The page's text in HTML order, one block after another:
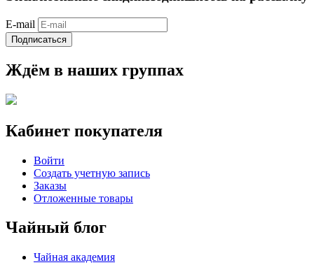
E-mail
Подписаться
Ждём в наших группах
Кабинет покупателя
Войти
Создать учетную запись
Заказы
Отложенные товары
Чайный блог
Чайная академия